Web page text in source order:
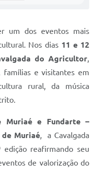
um dos eventos mais
Nos dias 11 e 12
do Agricultor,
famílias e visitantes em
rural, da música
Muriaé e Fundarte –
Muriaé, a Cavalgada
reafirmando seu
de valorização do